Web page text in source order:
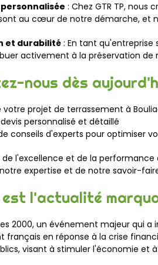
: Chez GTR TP,
au cœur de notre démarche, et
et durabilité: En tant qu'entreprise
activement à la préservation
nous dès
votre projet de terrassement à
personnalisé et détaillé
conseils d'experts pour optimiser
de l'excellence et de la
expertise et de notre savoir-
est l'actualité
2000, un événement majeur qui
français en réponse à la crise
visant à stimuler l'économie et